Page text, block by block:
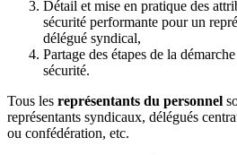
Détail et mise en pratique des
sécurité performante pour un
délégué syndical,
Partage des étapes de la
sécurité.
Tous les représentants du personnel
représentants syndicaux, délégués
ou confédération, etc.